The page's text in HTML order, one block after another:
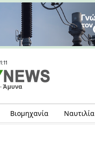
Άμυνα
Βιομηχανία Ναυτιλία